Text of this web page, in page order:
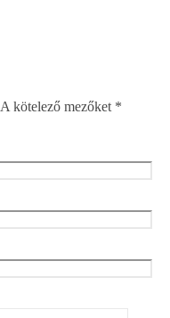
A kötelező mezőket *